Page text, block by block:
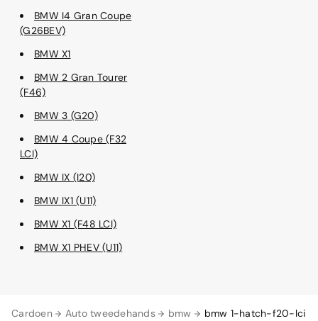
Cardoen Auto tweedehands bmw bmw 1-hatch-f20-lci
BMW I4 Gran Coupe
(G26BEV)
BMW X1
BMW 2 Gran Tourer
(F46)
BMW 3 (G20)
BMW 4 Coupe (F32
LCI)
BMW IX (I20)
BMW IX1 (U11)
BMW X1 (F48 LCI)
BMW X1 PHEV (U11)